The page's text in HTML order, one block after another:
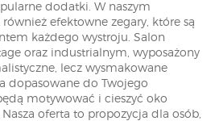
dodatki. W naszym
efektowne zegary, które są
każdego wystroju. Salon
oraz industrialnym, wyposażony
lecz wysmakowane
dopasowane do Twojego
motywować i cieszyć oko
oferta to propozycja dla osób,